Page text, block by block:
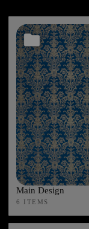
Main Design
6 ITEMS